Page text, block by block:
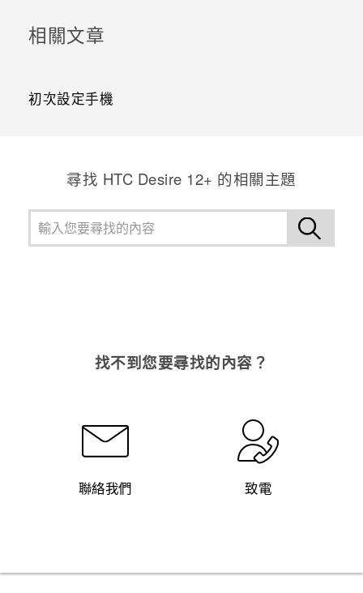
相關文章
初次設定手機
尋找 HTC Desire 12+ 的相關主題
找不到您要尋找的內容？
聯絡我們 致電